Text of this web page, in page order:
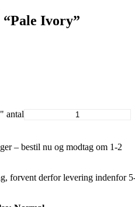
Ivory”
antal
– bestil nu og modtag om 1-2
forvent derfor levering indenfor